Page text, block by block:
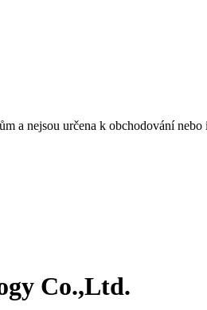
a nejsou určena k obchodování nebo
Co.,Ltd.